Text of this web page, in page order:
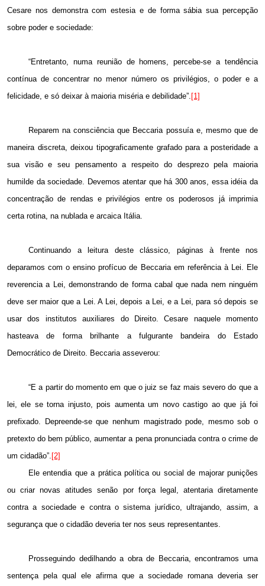
Cesare nos demonstra com estesia e de forma sábia sua percepção
sobre poder e sociedade:
“Entretanto, numa reunião de homens, percebe-se a tendência
contínua de concentrar no menor número os privilégios, o poder e a
felicidade, e só deixar à maioria miséria e debilidade”. [1]
Reparem na consciência que Beccaria possuía e, mesmo que de
maneira discreta, deixou tipograficamente grafado para a posteridade a
sua visão e seu pensamento a respeito do desprezo pela maioria
humilde da sociedade. Devemos atentar que há 300 anos, essa idéia da
concentração de rendas e privilégios entre os poderosos já imprimia
certa rotina, na nublada e arcaica Itália.
Continuando a leitura deste clássico, páginas à frente nos
deparamos com o ensino profícuo de Beccaria em referência à Lei. Ele
reverencia a Lei, demonstrando de forma cabal que nada nem ninguém
deve ser maior que a Lei. A Lei, depois a Lei, e a Lei, para só depois se
usar dos institutos auxiliares do Direito. Cesare naquele momento
hasteava de forma brilhante a fulgurante bandeira do Estado
Democrático de Direito. Beccaria asseverou:
“E a partir do momento em que o juiz se faz mais severo do que a
lei, ele se torna injusto, pois aumenta um novo castigo ao que já foi
prefixado. Depreende-se que nenhum magistrado pode, mesmo sob o
pretexto do bem público, aumentar a pena pronunciada contra o crime de
um cidadão”. [2]
Ele entendia que a prática política ou social de majorar punições
ou criar novas atitudes senão por força legal, atentaria diretamente
contra a sociedade e contra o sistema jurídico, ultrajando, assim, a
segurança que o cidadão deveria ter nos seus representantes.
Prosseguindo dedilhando a obra de Beccaria, encontramos uma
sentença pela qual ele afirma que a sociedade romana deveria ser